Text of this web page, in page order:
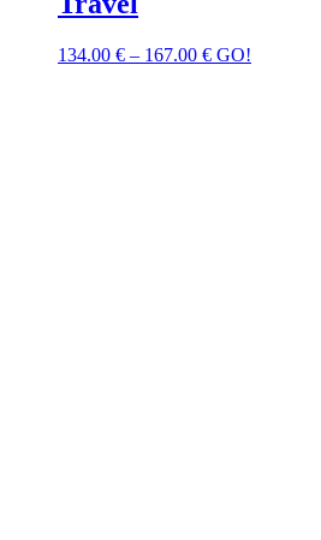
134.00 € – 167.00 € GO!